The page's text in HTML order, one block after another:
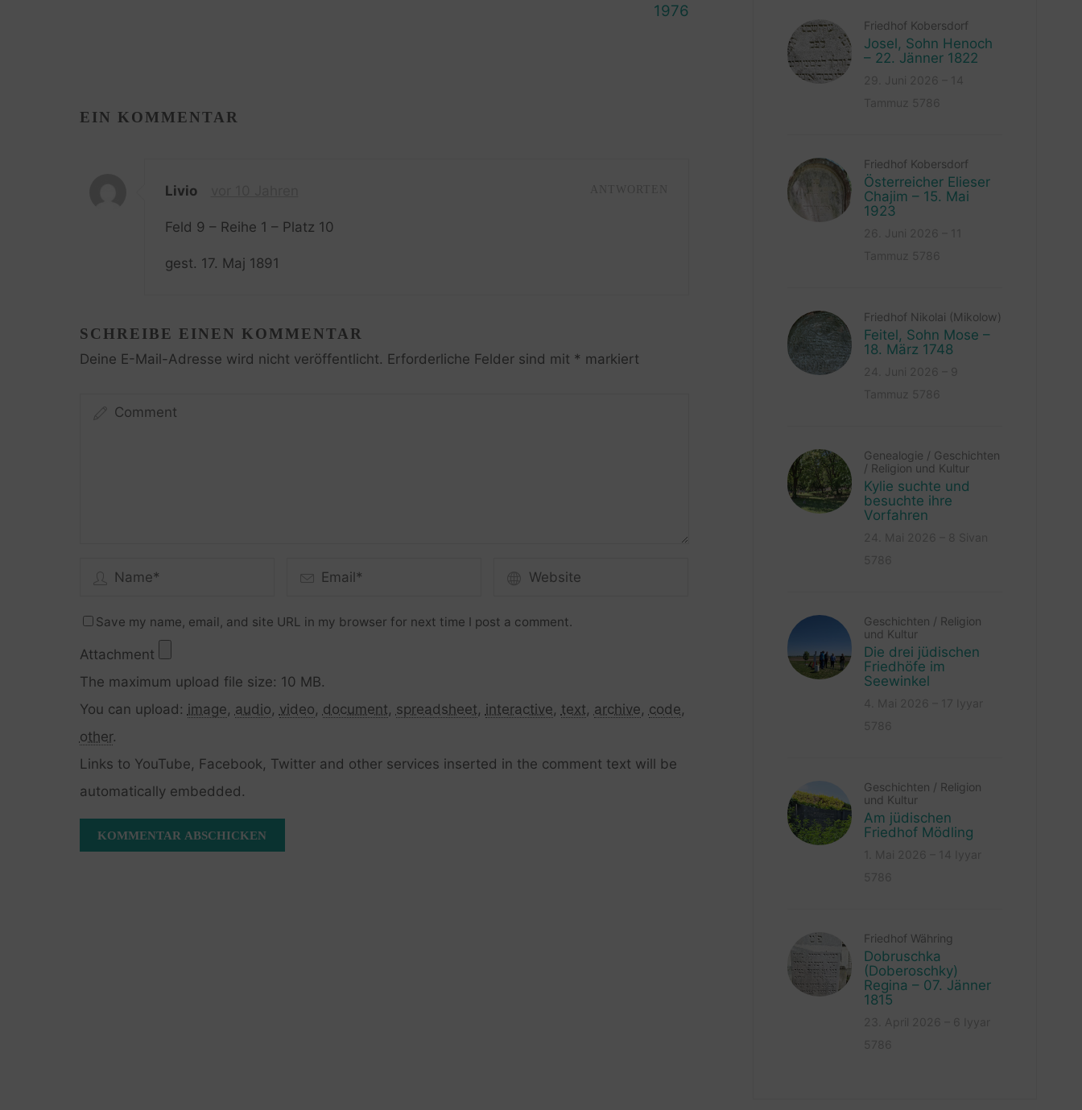
1976
EIN KOMMENTAR
Livio
Feld 9 – Reihe 1 – Platz 10
gest. 17. Maj 1891
SCHREIBE EINEN KOMMENTAR
Deine E-Mail-Adresse wird nicht veröffentlicht. Erforderliche Felder sind mit * markiert
Save my name, email, and site URL in my browser for next time I post a comment.
Attachment
The maximum upload file size: 10 MB.
You can upload: image, audio, video, document, spreadsheet, interactive, text, archive, code,
other.
Links to YouTube, Facebook, Twitter and other services inserted in the comment text will be
automatically embedded.
Friedhof Kobersdorf
Josel, Sohn Henoch
– 22. Jänner 1822
Friedhof Kobersdorf
Österreicher Elieser
Chajim – 15. Mai
1923
Friedhof Nikolai (Mikolow)
Feitel, Sohn Mose –
18. März 1748
Genealogie / Geschichten
/ Religion und Kultur
Kylie suchte und
besuchte ihre
Vorfahren
Geschichten / Religion
und Kultur
Die drei jüdischen
Friedhöfe im
Seewinkel
Geschichten / Religion
und Kultur
Am jüdischen
Friedhof Mödling
Friedhof Währing
Dobruschka
(Doberoschky)
Regina – 07. Jänner
1815